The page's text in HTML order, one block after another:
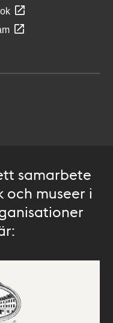
samarbete
och museer i